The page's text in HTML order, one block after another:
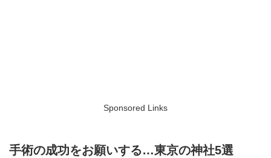
Sponsored Links
手術の成功をお願いする…東京の神社5選